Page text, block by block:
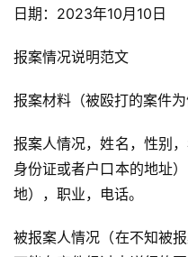
接
日期：2023年10月10日
报案情况说明范文
报案材料（被殴打的案件为
报案人情况，姓名，性别
身份证或者户口本的地址
地），职业，电话。
被报案人情况（在不知被